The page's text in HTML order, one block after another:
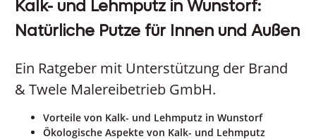
Kalk- und Lehmputz in Wunstorf:
Natürliche Putze für Innen und Außen
Ein Ratgeber mit Unterstützung der Brand
& Twele Malereibetrieb GmbH.
Vorteile von Kalk- und Lehmputz in Wunstorf
Ökologische Aspekte von Kalk- und Lehmputz